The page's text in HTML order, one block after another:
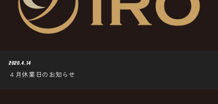
2026.4.14
４月休業日のお知らせ